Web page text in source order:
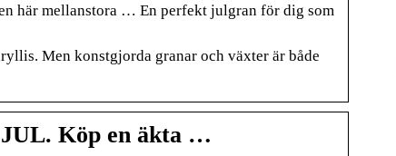
här mellanstora … En perfekt julgran för dig som
Men konstgjorda granar och växter är både
Köp en äkta …